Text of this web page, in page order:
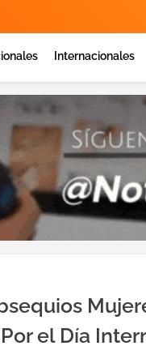
Internacionales
el Día